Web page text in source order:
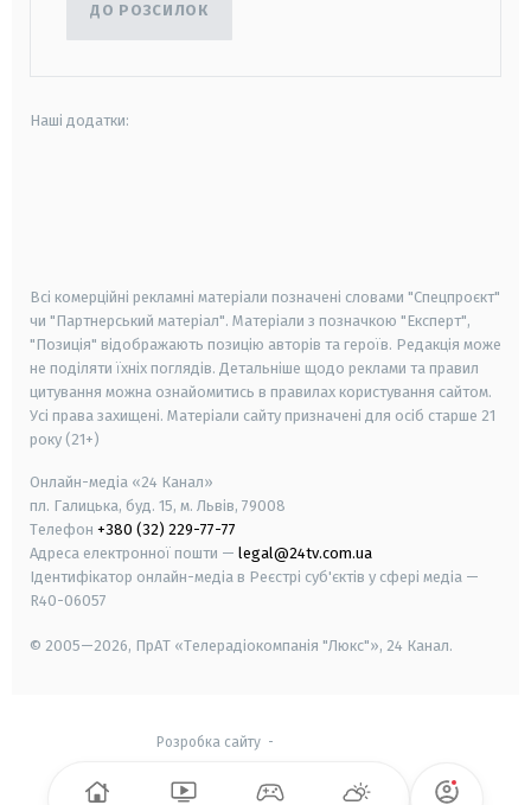
ДО РОЗСИЛОК
Наші додатки:
Всі комерційні рекламні матеріали позначені словами "Спецпроєкт"
чи "Партнерський матеріал". Матеріали з позначкою "Експерт",
"Позиція" відображають позицію авторів та героїв. Редакція може
не поділяти їхніх поглядів. Детальніше щодо реклами та правил
цитування можна ознайомитись в правилах користування сайтом.
Усі права захищені. Матеріали сайту призначені для осіб старше 21
року (21+)
Онлайн-медіа «24 Канал»
пл. Галицька, буд. 15, м. Львів, 79008
Телефон +380 (32) 229-77-77
Адреса електронної пошти — legal@24tv.com.ua
Ідентифікатор онлайн-медіа в Реєстрі суб'єктів у сфері медіа —
R40-06057
© 2005—2026, ПрАТ «Телерадіокомпанія "Люкс"», 24 Канал.
Розробка сайту-